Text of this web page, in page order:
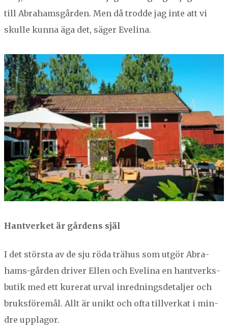
till Abra­hams­går­den. Men då trodde jag inte att vi
skulle kun­na äga det, säger Evelina.
Hantver­ket är går­dens själ
I det störs­ta av de sju röda trähus som utgör Abra­
hams-går­den dri­ver Ellen och Eveli­na en hantverks­
bu­tik med ett kur­erat urval inred­nings­de­tal­jer och
bruks­föremål. Allt är unikt och ofta tillverkat i min­
dre upplagor.